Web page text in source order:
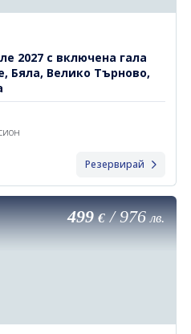
2027 с включена гала
Бяла, Велико Търново,
Резервирай
499 €/976 лв.